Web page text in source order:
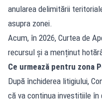
anularea delimitării
asupra zonei.
Acum, în 2026, Curtea de
recursul și a menținut
Ce urmează pentru zona
După închiderea litigiului,
că va continua investițiile